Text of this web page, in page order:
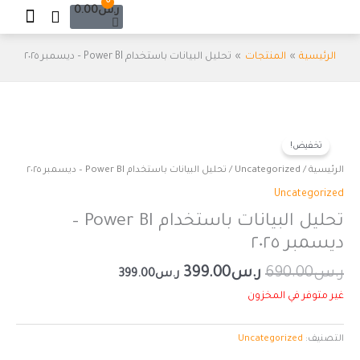
ر.س0.00
0
Cart
الرئيسية المنتجات تحليل البيانات باستخدام Power BI – ديسمبر ٢٠٢٥
تخفيض!
الرئيسية /
Uncategorized / تحليل البيانات باستخدام Power BI – ديسمبر ٢٠٢٥
Uncategorized
تحليل البيانات باستخدام Power BI –
ديسمبر ٢٠٢٥
ر.س690.00
هو:
ر.س399.00
هو:
ر.س399.00
غير متوفر في المخزون
التصنيف: Uncategorized